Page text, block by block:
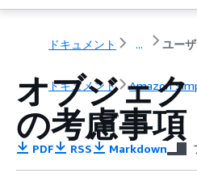
ドキュメント ... ユー
ドキュメント Amazon
オブジェ
の考慮事項
PDF RSS Markdown